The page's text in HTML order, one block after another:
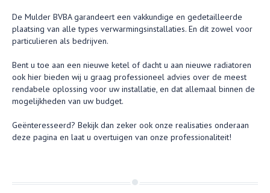
De Mulder BVBA garandeert een vakkundige en gedetailleerde
plaatsing van alle types verwarmingsinstallaties. En dit zowel voor
particulieren als bedrijven.
Bent u toe aan een nieuwe ketel of dacht u aan nieuwe radiatoren
ook hier bieden wij u graag professioneel advies over de meest
rendabele oplossing voor uw installatie, en dat allemaal binnen de
mogelijkheden van uw budget.
Geënteresseerd? Bekijk dan zeker ook onze realisaties onderaan
deze pagina en laat u overtuigen van onze professionaliteit!